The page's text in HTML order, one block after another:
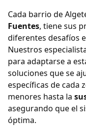
Cada barrio de
Fuentes, tiene sus
diferentes desafíos
Nuestros
para adaptarse a
soluciones que se
específicas de cada
menores hasta la
asegurando que el
óptima.